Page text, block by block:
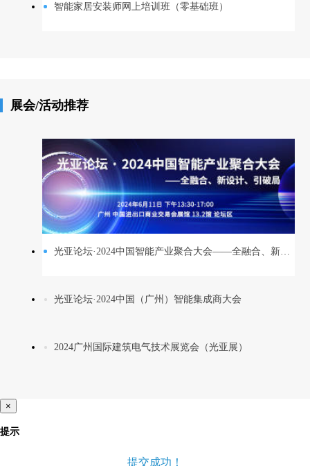
智能家居安装师网上培训班（零基础班）
展会/活动推荐
光亚论坛·2024中国（广州）智能集成商大会
2024广州国际建筑电气技术展览会（光亚展）
×
提示
提交成功！